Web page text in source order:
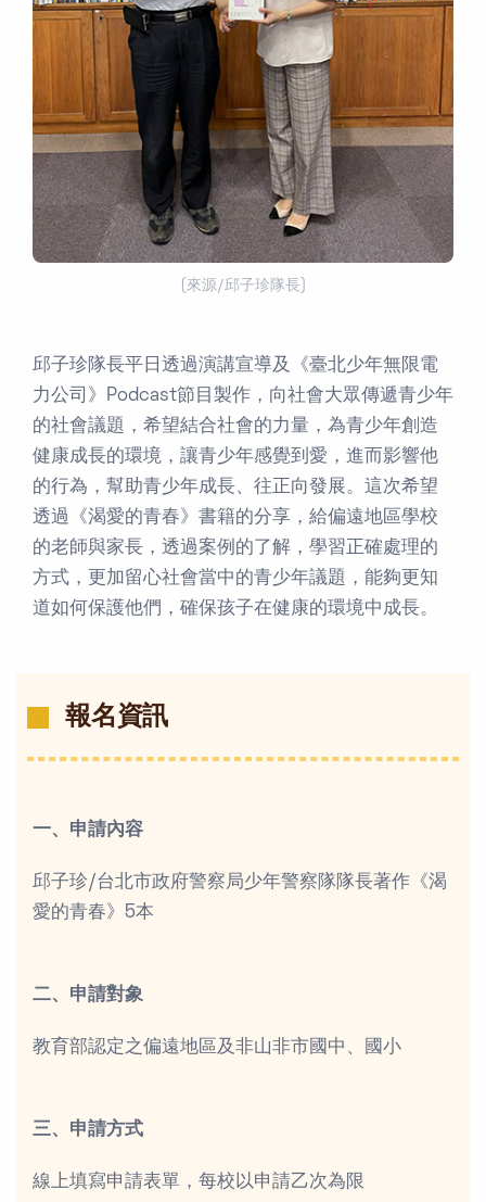
(來源/邱子珍隊長)
邱子珍隊長平日透過演講宣導及《臺北少年無限電
力公司》Podcast節目製作，向社會大眾傳遞青少年
的社會議題，希望結合社會的力量，為青少年創造
健康成長的環境，讓青少年感覺到愛，進而影響他
的行為，幫助青少年成長、往正向發展。這次希望
透過《渴愛的青春》書籍的分享，給偏遠地區學校
的老師與家長，透過案例的了解，學習正確處理的
方式，更加留心社會當中的青少年議題，能夠更知
道如何保護他們，確保孩子在健康的環境中成長。
報名資訊
一、申請內容
邱子珍/台北市政府警察局少年警察隊隊長著作《渴
愛的青春》5本
二、申請對象
教育部認定之偏遠地區及非山非市國中、國小
三、申請方式
線上填寫申請表單，每校以申請乙次為限